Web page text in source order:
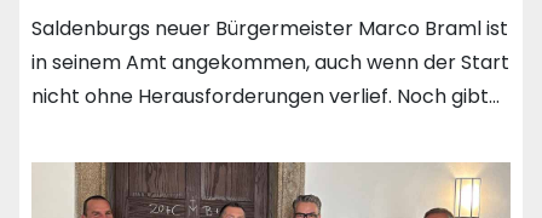
Saldenburgs neuer Bürgermeister Marco Braml ist
in seinem Amt angekommen, auch wenn der Start
nicht ohne Herausforderungen verlief. Noch gibt…